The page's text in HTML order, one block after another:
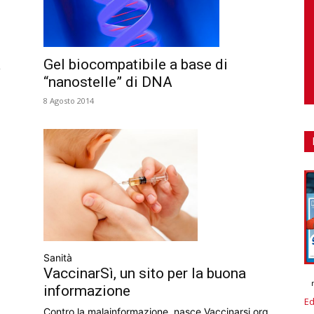
Gel biocompatibile a base di
“nanostelle” di DNA
8 Agosto 2014
Sanità
VaccinarSì, un sito per la buona
informazione
Contro la malainformazione, nasce Vaccinarsi.org